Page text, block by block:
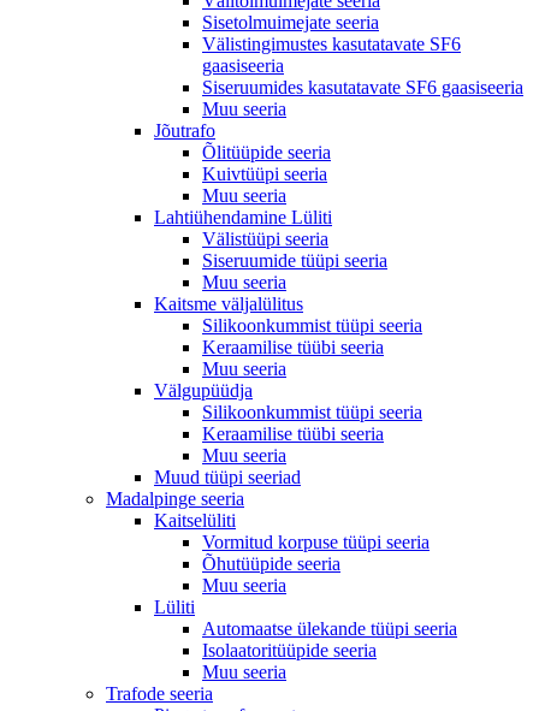
Sisetolmuimejate seeria
Välistingimustes kasutatavate SF6
gaasiseeria
Siseruumides kasutatavate SF6 gaasiseeria
Muu seeria
Jõutrafo
Õlitüüpide seeria
Kuivtüüpi seeria
Muu seeria
Lahtiühendamine Lüliti
Välistüüpi seeria
Siseruumide tüüpi seeria
Muu seeria
Kaitsme väljalülitus
Silikoonkummist tüüpi seeria
Keraamilise tüübi seeria
Muu seeria
Välgupüüdja
Silikoonkummist tüüpi seeria
Keraamilise tüübi seeria
Muu seeria
Muud tüüpi seeriad
Madalpinge seeria
Kaitselüliti
Vormitud korpuse tüüpi seeria
Õhutüüpide seeria
Muu seeria
Lüliti
Automaatse ülekande tüüpi seeria
Isolaatoritüüpide seeria
Muu seeria
Trafode seeria